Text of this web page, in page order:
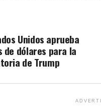
Unidos aprueba
de dólares para la
de Trump